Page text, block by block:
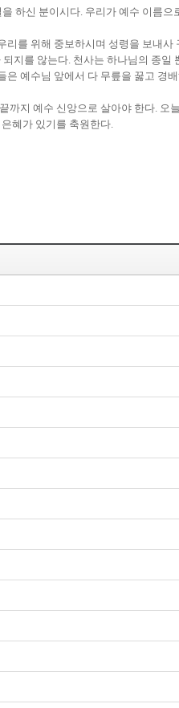
하신 분이시다. 우리가 예수 이름
를 위해 중보하시며 성령을 보내
지를 않는다. 천사는 하나님의 종
예수님 앞에서 다 무릎을 꿇고 경
지 예수 신앙으로 살아야 한다. 오
혜가 있기를 축원한다.